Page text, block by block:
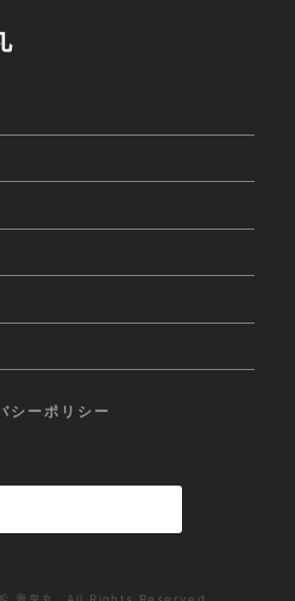
シーポリシー